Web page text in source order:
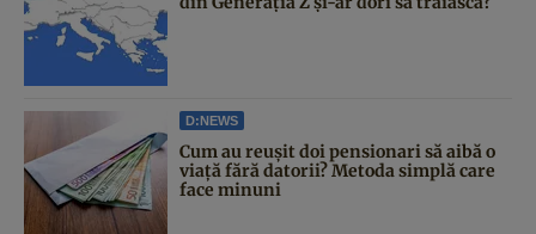
D:NEWS
Cum au reușit doi pensionari să aibă o
viață fără datorii? Metoda simplă care
face minuni